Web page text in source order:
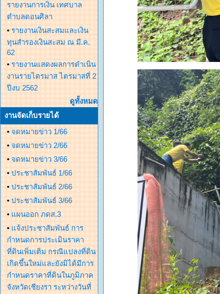
รายงานการเงิน เทศบาล
ตำบลดอนศิลา
• รายงานเงินสะสมและเงิน
ทุนสำรองเงินสะสม ณ มี.ค.
62
• รายงานแสดงผลการดำเนิน
งานรายไตรมาส ไตรมาสที่ 2
ปีงบ 2562
ดูทั้งหมด
งานจัดเก็บรายได้
• จดหมายข่าว 1/66
• จดหมายข่าว 2/66
• จดหมายข่าว 3/66
• ประชาสัมพันธ์ 1/66
• ประชาสัมพันธ์ 2/66
• ประชาสัมพันธ์ 3/66
• แผนออก ภดส.3
• แจ้งประชาสัมพันธ์ การ
กำหนดการประเมินราคา
ที่ดินเพิ่มเติม กรณีแปลงที่ดิน
เกิดขึ้นใหม่และยังมิได้มีการ
กำหนดราคาที่ดินในภูมิภาค
จังหวัดเชียงรา ระหว่างวันที่